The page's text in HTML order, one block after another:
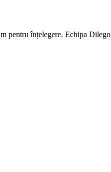
pentru înțelegere. Echipa Dilego